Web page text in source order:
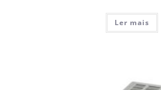
Ler mais